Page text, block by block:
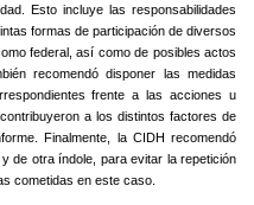
Esto incluye las responsabilidades
formas de participación de diversos
federal, así como de posibles actos
recomendó disponer las medidas
frente a las acciones u
a los distintos factores de
Finalmente, la CIDH recomendó
de otra índole, para evitar la repetición
cometidas en este caso.